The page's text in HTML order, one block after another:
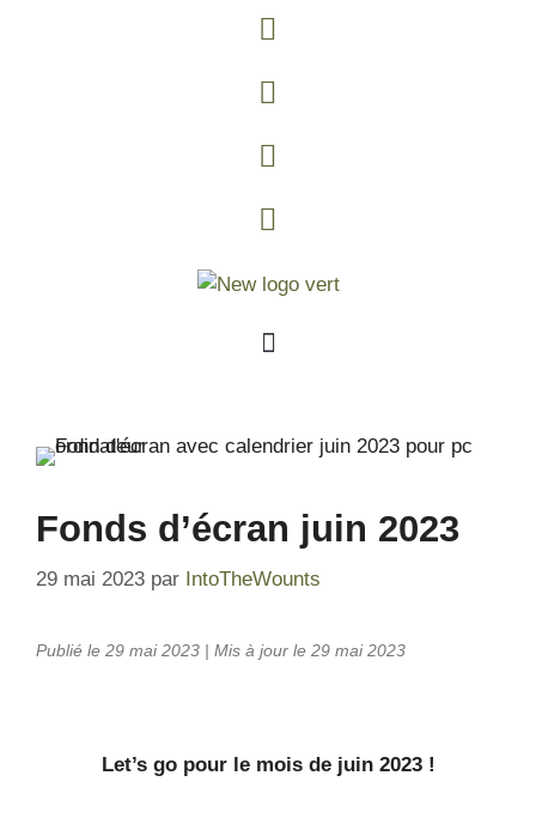
Fonds d’écran juin 2023
29 mai 2023 par IntoTheWounts
Publié le 29 mai 2023 | Mis à jour le 29 mai 2023
Let’s go pour le mois de juin 2023 !